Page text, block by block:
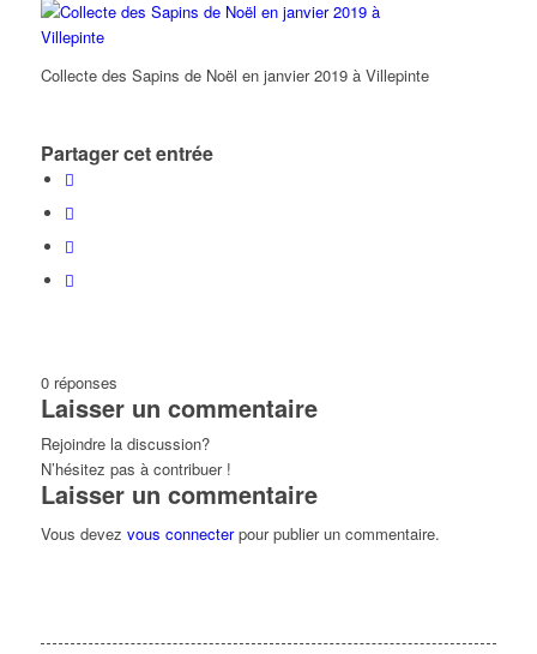
Collecte des Sapins de Noël en janvier 2019 à Villepinte
Partager cet entrée
0 réponses
Laisser un commentaire
Rejoindre la discussion?
N’hésitez pas à contribuer !
Laisser un commentaire
Vous devez vous connecterpour publier un commentaire.